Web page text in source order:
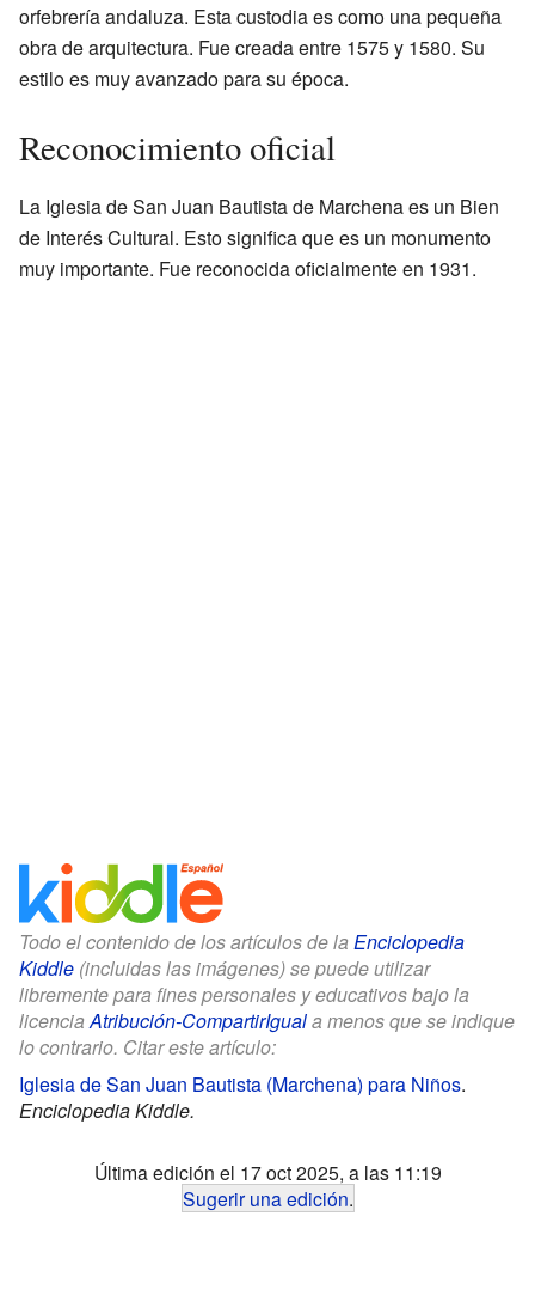
orfebrería andaluza. Esta custodia es como una pequeña
obra de arquitectura. Fue creada entre 1575 y 1580. Su
estilo es muy avanzado para su época.
Reconocimiento oficial
La Iglesia de San Juan Bautista de Marchena es un Bien
de Interés Cultural. Esto significa que es un monumento
muy importante. Fue reconocida oficialmente en 1931.
Todo el contenido de los artículos de la Enciclopedia
Kiddle (incluidas las imágenes) se puede utilizar
libremente para fines personales y educativos bajo la
licenciaAtribución-CompartirIguala menos que se indique
lo contrario. Citar este artículo:
Iglesia de San Juan Bautista (Marchena) para Niños.
Enciclopedia Kiddle.
Última edición el 17 oct 2025, a las 11:19
Sugerir una edición.